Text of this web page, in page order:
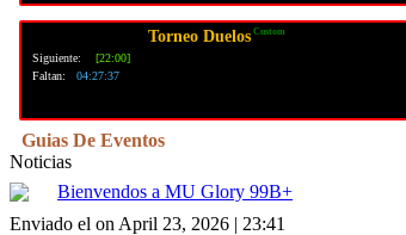
Torneo Duelos Custom
Siguiente:
[22:00]
Faltan: 04:27:36
Guias De Eventos
Noticias
Bienvendos a MU Glory 99B+
Enviado el on April 23, 2026 | 23:41